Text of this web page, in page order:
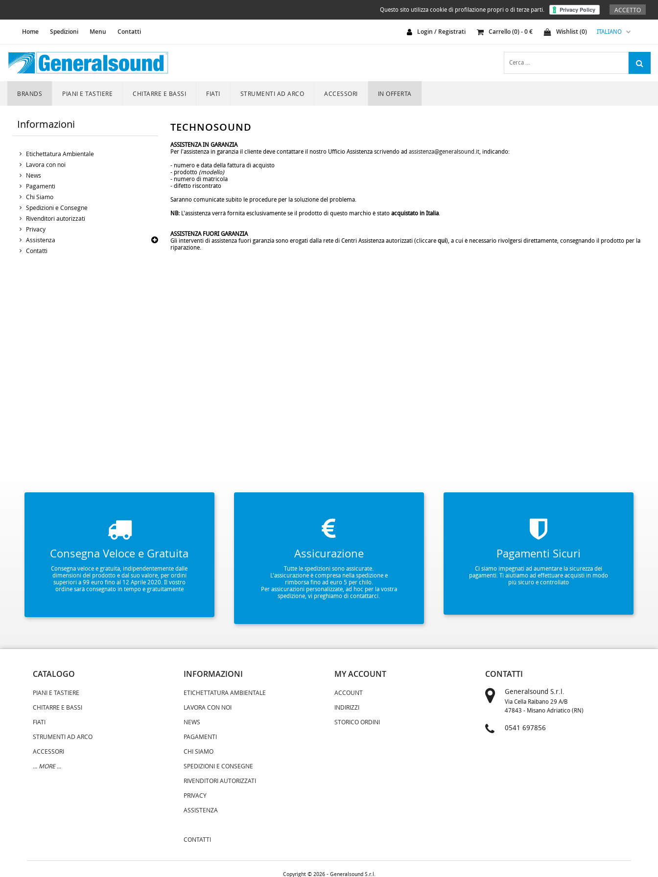
ACCETTO
Questo sito utilizza cookie di profilazione propri o di terze parti.
Home Spedizioni Menu Contatti ITALIANO
Login / Registrati Carrello (0) -0€ Wishlist (0)
BRANDS PIANI E TASTIERE CHITARRE E BASSI FIATI STRUMENTI AD ARCO ACCESSORI IN OFFERTA
TECHNOSOUND
ASSISTENZA IN GARANZIA
Per l'assistenza in garanzia il cliente deve contattare il nostro Ufficio Assistenza scrivendo ad assistenza@generalsound.it, indicando:
- numero e data della fattura di acquisto
- prodotto (modello)
- numero di matricola
- difetto riscontrato
Saranno comunicate subito le procedure per la soluzione del problema.
NB: L'assistenza verrà fornita esclusivamente se il prodotto di questo marchio è stato acquistato in Italia.
ASSISTENZA FUORI GARANZIA
Gli interventi di assistenza fuori garanzia sono erogati dalla rete di Centri Assistenza autorizzati (cliccare qui), a cui è necessario rivolgersi direttamente, consegnando il prodotto per la
riparazione.
Informazioni
Etichettatura Ambientale
Lavora con noi
News
Pagamenti
Chi Siamo
Spedizioni e Consegne
Rivenditori autorizzati
Privacy
Assistenza
Contatti
Consegna Veloce e Gratuita
Consegna veloce e gratuita, indipendentemente dalle
dimensioni del prodotto e dal suo valore, per ordini
superiori a 99 euro fino al 12 Aprile 2020. Il vostro
ordine sarà consegnato in tempo e gratuitamente
Assicurazione
Tutte le spedizioni sono assicurate.
L'assicurazione è compresa nella spedizione e
rimborsa fino ad euro 5 per chilo.
Per assicurazioni personalizzate, ad hoc per la vostra
spedizione, vi preghiamo di contattarci.
Pagamenti Sicuri
Ci siamo impegnati ad aumentare la sicurezza dei
pagamenti. Ti aiutiamo ad effettuare acquisti in modo
più sicuro e controllato
CATALOGO
PIANI E TASTIERE
CHITARRE E BASSI
FIATI
STRUMENTI AD ARCO
ACCESSORI
... MORE ...
INFORMAZIONI
ETICHETTATURA AMBIENTALE
LAVORA CON NOI
NEWS
PAGAMENTI
CHI SIAMO
SPEDIZIONI E CONSEGNE
RIVENDITORI AUTORIZZATI
PRIVACY
ASSISTENZA
CONTATTI
MY ACCOUNT
ACCOUNT
INDIRIZZI
STORICO ORDINI
CONTATTI
Generalsound S.r.l.
Via Cella Raibano 29 A/B
47843 - Misano Adriatico (RN)
0541 697856
Copyright © 2026 - Generalsound S.r.l.